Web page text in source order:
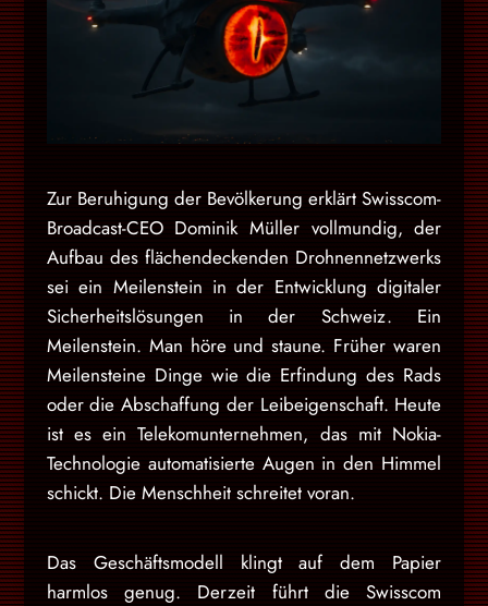
Zur Beruhigung der Bevölkerung erklärt Swisscom-
Broadcast-CEO Dominik Müller vollmundig, der
Aufbau des flächendeckenden Drohnennetzwerks
sei ein Meilenstein in der Entwicklung digitaler
Sicherheitslösungen in der Schweiz. Ein
Meilenstein. Man höre und staune. Früher waren
Meilensteine Dinge wie die Erfindung des Rads
oder die Abschaffung der Leibeigenschaft. Heute
ist es ein Telekomunternehmen, das mit Nokia-
Technologie automatisierte Augen in den Himmel
schickt. Die Menschheit schreitet voran.
Das Geschäftsmodell klingt auf dem Papier
harmlos genug. Derzeit führt die Swisscom